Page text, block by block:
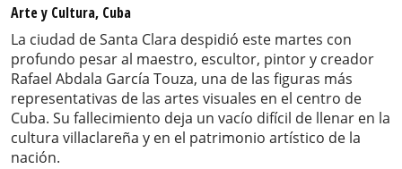
Arte y Cultura, Cuba
La ciudad de Santa Clara despidió este martes con
profundo pesar al maestro, escultor, pintor y creador
Rafael Abdala García Touza, una de las figuras más
representativas de las artes visuales en el centro de
Cuba. Su fallecimiento deja un vacío difícil de llenar en la
cultura villaclareña y en el patrimonio artístico de la
nación.